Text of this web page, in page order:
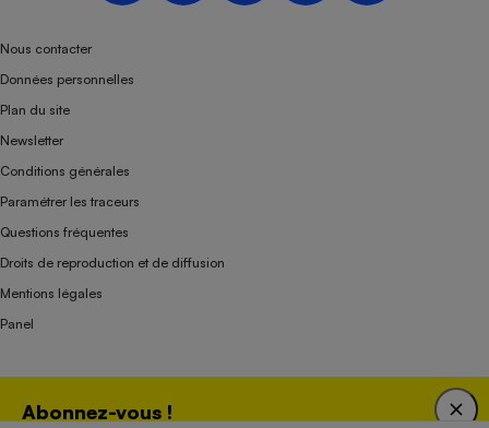
Abonnez-vous !
Nous contacter
Données personnelles
Plan du site
Newsletter
Conditions générales
Paramétrer les traceurs
Questions fréquentes
Droits de reproduction et de diffusion
Mentions légales
Panel
Association indépendante de l’État, des syndicats, des producteurs et des
distributeurs depuis 1951.